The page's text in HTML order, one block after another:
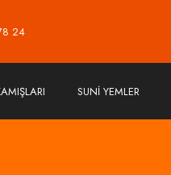
24
SUNİ YEMLER